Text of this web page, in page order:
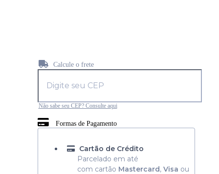
Calcule o frete
Não sabe seu CEP? Consulte aqui
Formas de Pagamento
Cartão de Crédito
Parcelado em até
com cartão Mastercard, Visa ou